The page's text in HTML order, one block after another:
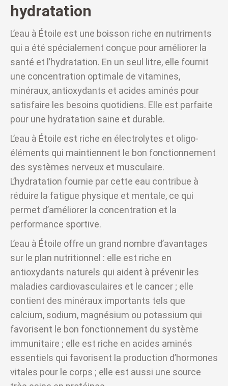
hydratation
L’eau à Étoile est une boisson riche en nutriments
qui a été spécialement conçue pour améliorer la
santé et l’hydratation. En un seul litre, elle fournit
une concentration optimale de vitamines,
minéraux, antioxydants et acides aminés pour
satisfaire les besoins quotidiens. Elle est parfaite
pour une hydratation saine et durable.
L’eau à Étoile est riche en électrolytes et oligo-
éléments qui maintiennent le bon fonctionnement
des systèmes nerveux et musculaire.
L’hydratation fournie par cette eau contribue à
réduire la fatigue physique et mentale, ce qui
permet d’améliorer la concentration et la
performance sportive.
L’eau à Étoile offre un grand nombre d’avantages
sur le plan nutritionnel : elle est riche en
antioxydants naturels qui aident à prévenir les
maladies cardiovasculaires et le cancer ; elle
contient des minéraux importants tels que
calcium, sodium, magnésium ou potassium qui
favorisent le bon fonctionnement du système
immunitaire ; elle est riche en acides aminés
essentiels qui favorisent la production d’hormones
vitales pour le corps ; elle est aussi une source